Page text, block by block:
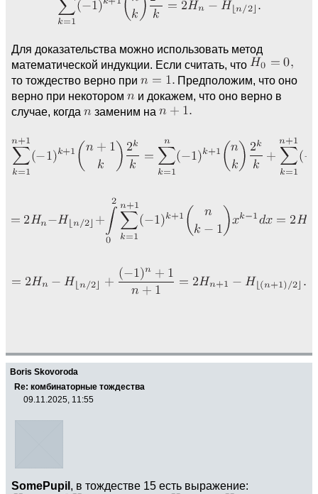
Для доказательства можно использовать метод
математической индукции. Если считать, что
то тождество верно при
Предположим, что оно
верно при некотором
и докажем, что оно верно в
случае, когда
заменим на
Boris Skovoroda
Re: комбинаторные тождества
09.11.2025, 11:55
SomePupil, в тождестве 15 есть выражение: